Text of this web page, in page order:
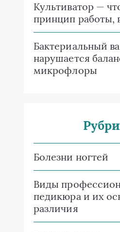
Культиватор —
принцип работы,
Бактериальный
нарушается
микрофлоры
Болезни ногтей
Виды
педикюра и их
различия